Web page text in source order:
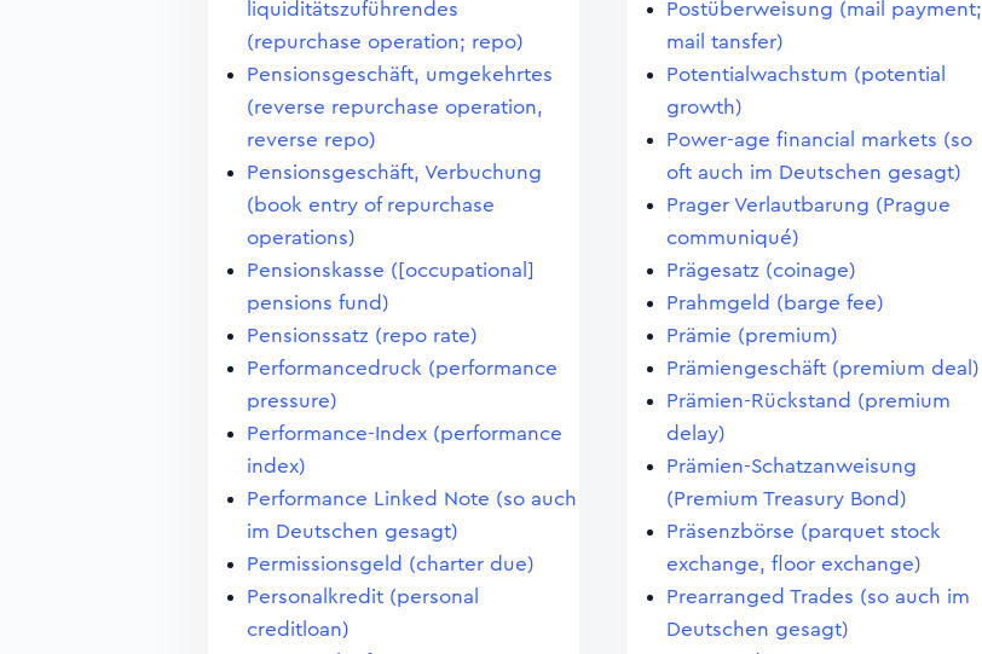
liquiditätszuführendes
(repurchase operation; repo)
Pensionsgeschäft, umgekehrtes
(reverse repurchase operation,
reverse repo)
Pensionsgeschäft, Verbuchung
(book entry of repurchase
operations)
Pensionskasse ([occupational]
pensions fund)
Pensionssatz (repo rate)
Performancedruck (performance
pressure)
Performance-Index (performance
index)
Performance Linked Note (so auch
im Deutschen gesagt)
Permissionsgeld (charter due)
Personalkredit (personal
creditloan)
Postüberweisung (mail payment;
mail tansfer)
Potentialwachstum (potential
growth)
Power-age financial markets (so
oft auch im Deutschen gesagt)
Prager Verlautbarung (Prague
communiqué)
Prägesatz (coinage)
Prahmgeld (barge fee)
Prämie (premium)
Prämiengeschäft (premium deal)
Prämien-Rückstand (premium
delay)
Prämien-Schatzanweisung
(Premium Treasury Bond)
Präsenzbörse (parquet stock
exchange, floor exchange)
Prearranged Trades (so auch im
Deutschen gesagt)